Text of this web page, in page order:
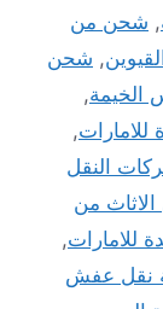
, شحن من
, شحن
,
,
النقل
من
للامارات,
نقل عفش